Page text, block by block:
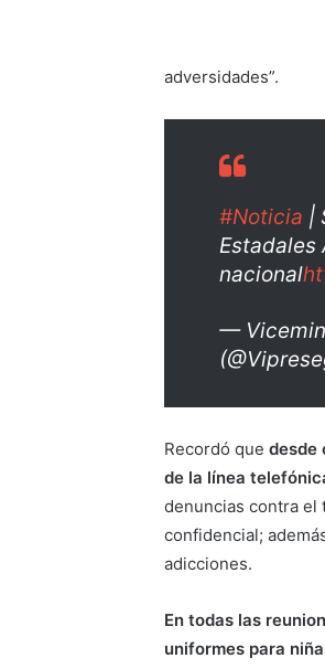
adversidades”.
#Noticia |
Estadales
nacional
—
Recordó quedesde
de la línea
denuncias contra el
confidencial;
adicciones.
En todas las
uniformes para